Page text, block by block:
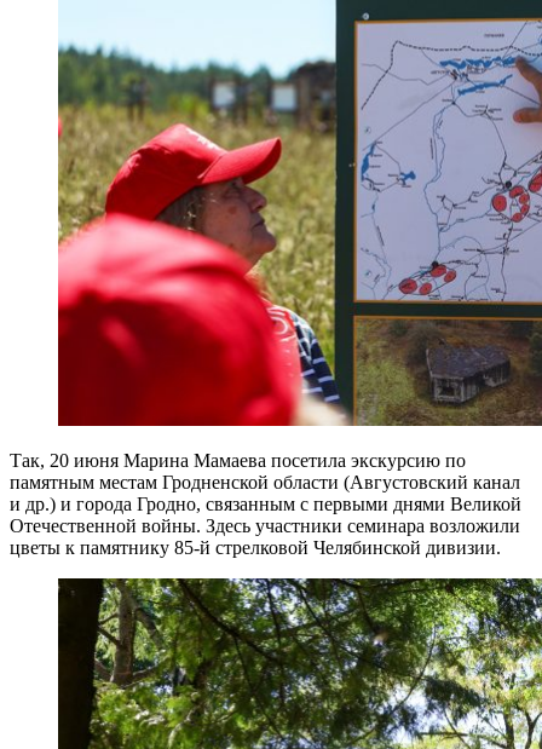
Так, 20 июня Марина Мамаева посетила экскурсию по
памятным местам Гродненской области (Августовский канал
и др.) и города Гродно, связанным с первыми днями Великой
Отечественной войны. Здесь участники семинара возложили
цветы к памятнику 85-й стрелковой Челябинской дивизии.